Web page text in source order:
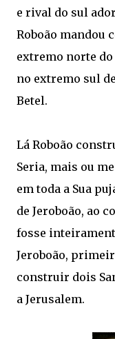
e rival do sul
Roboão mandou
extremo norte
no extremo sul
Betel.
Lá Roboão
Seria, mais ou
em toda a Sua
de Jeroboão, ao
fosse
Jeroboão,
construir dois
a Jerusalem.